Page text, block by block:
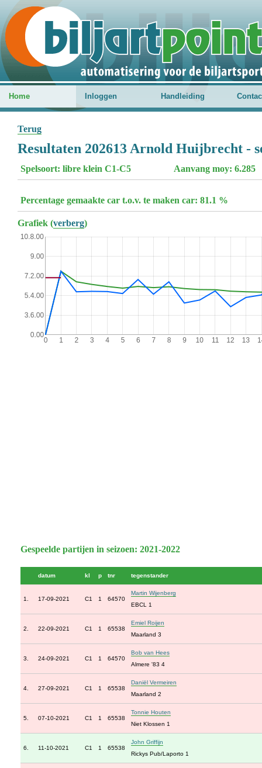
Home Inloggen Handleiding
Terug
Resultaten 202613 Arnold Huijbrecht -
Spelsoort: libre klein C1-C5 Aanvang moy: 6.285
Percentage gemaakte car t.o.v. te maken car: 81.1 %
Grafiek (verberg)
Gespeelde partijen in seizoen: 2021-2022
datum kl p tnr tegenstander
1. 17-09-2021 C1 1 64570
Martin Wijenberg
EBCL 1
2. 22-09-2021 C1 1 65538
Emiel Roijen
Maarland 3
3. 24-09-2021 C1 1 64570
Bob van Hees
Almere '83 4
4. 27-09-2021 C1 1 65538
Daniël Vermeiren
Maarland 2
5. 07-10-2021 C1 1 65538
Tonnie Houten
Niet Klossen 1
6. 11-10-2021 C1 1 65538
John Griffijn
Rickys Pub/Laporto 1